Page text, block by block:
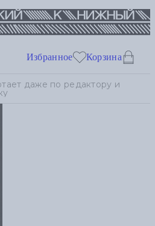
Избранное Корзина